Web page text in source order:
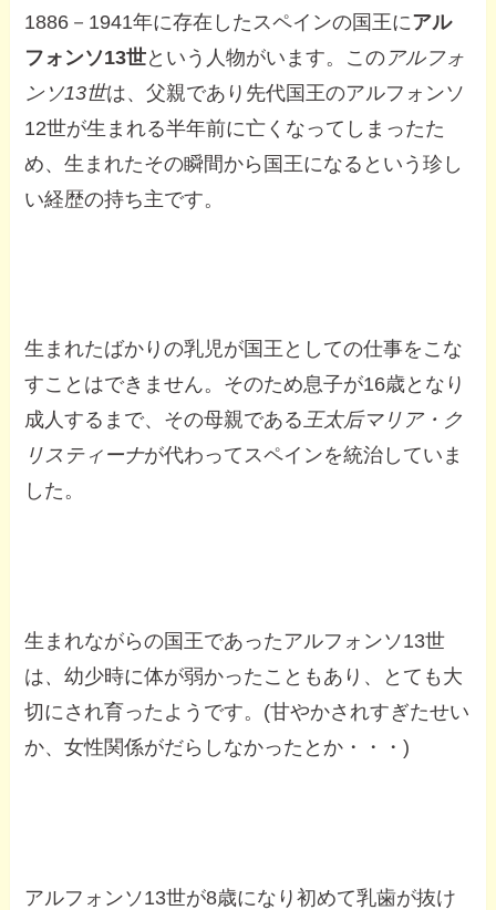
1886－1941年に存在したスペインの国王にアル
フォンソ13世という人物がいます。この アルフォ
ンソ13世は、父親であり先代国王のアルフォンソ
12世が生まれる半年前に亡くなってしまったた
め、生まれたその瞬間から国王になるという珍し
い経歴の持ち主です。
生まれたばかりの乳児が国王としての仕事をこな
すことはできません。そのため息子が16歳となり
成人するまで、その母親である王太后マリア・ク
リスティーナが代わってスペインを統治していま
した。
生まれながらの国王であったアルフォンソ13世
は、幼少時に体が弱かったこともあり、とても大
切にされ育ったようです。(甘やかされすぎたせい
か、女性関係がだらしなかったとか・・・)
アルフォンソ13世が8歳になり初めて乳歯が抜け